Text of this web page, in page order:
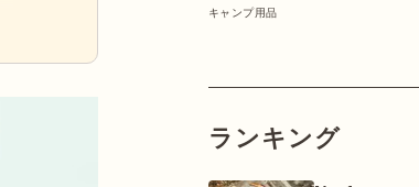
キャンプ用品
ランキング